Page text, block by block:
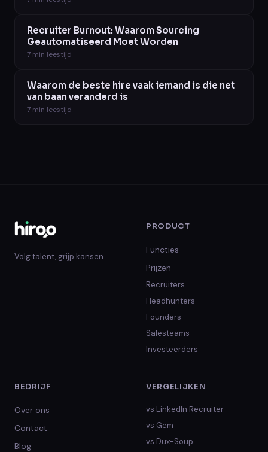
Recruiter Burnout: Waarom Sourcing
Geautomatiseerd Moet Worden
7 min leestijd
Waarom de beste hire vaak iemand is die net
van baan veranderd is
7 min leestijd
Volg talent, grijp kansen.
PRODUCT
Functies
Prijzen
Recruiters
Headhunters
Founders
Salesteams
Investeerders
BEDRIJF
Over ons
Contact
Blog
VERGELIJKEN
vs LinkedIn Recruiter
vs Gem
vs Dux-Soup